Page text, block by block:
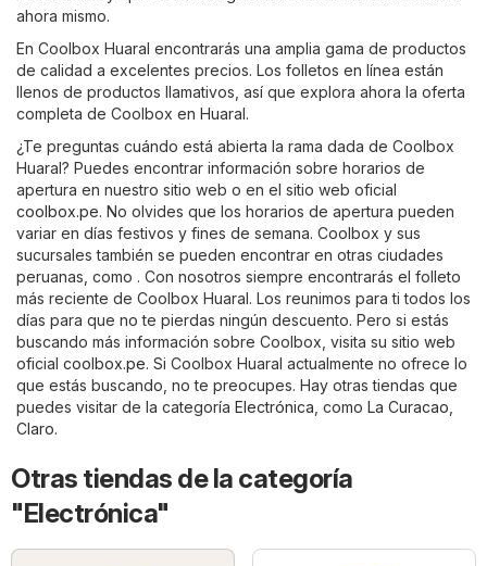
ahora mismo.
En Coolbox Huaral encontrarás una amplia gama de productos
de calidad a excelentes precios. Los folletos en línea están
llenos de productos llamativos, así que explora ahora la oferta
completa de Coolbox en Huaral.
¿Te preguntas cuándo está abierta la rama dada de Coolbox
Huaral? Puedes encontrar información sobre horarios de
apertura en nuestro sitio web o en el sitio web oficial
coolbox.pe. No olvides que los horarios de apertura pueden
variar en días festivos y fines de semana. Coolbox y sus
sucursales también se pueden encontrar en otras ciudades
peruanas, como . Con nosotros siempre encontrarás el folleto
más reciente de Coolbox Huaral. Los reunimos para ti todos los
días para que no te pierdas ningún descuento. Pero si estás
buscando más información sobre Coolbox, visita su sitio web
oficial coolbox.pe. Si Coolbox Huaral actualmente no ofrece lo
que estás buscando, no te preocupes. Hay otras tiendas que
puedes visitar de la categoría Electrónica , como La Curacao
Claro.
Otras tiendas de la categoría
"Electrónica"